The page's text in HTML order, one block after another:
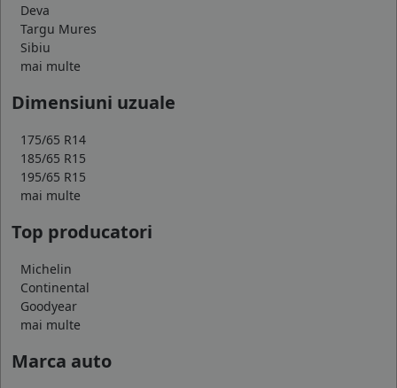
Deva
Targu Mures
Sibiu
mai multe
Dimensiuni uzuale
175/65 R14
185/65 R15
195/65 R15
mai multe
Top producatori
Michelin
Continental
Goodyear
mai multe
Marca auto